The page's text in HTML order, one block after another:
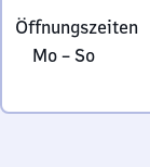
4
3
Berlin
Öffnungszeiten
Montag
Sonntag
Mo – So,